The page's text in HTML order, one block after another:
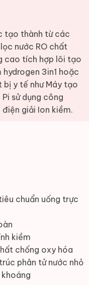
tạo thành từ các
nước RO chất
cao tích hợp lõi tạo
hydrogen 3in1 hoặc
bị y tế như Máy tạo
Pi sử dụng công
điện giải Ion kiềm.
chuẩn uống trực
kiềm
chống oxy hóa
phân tử nước nhỏ
khoáng